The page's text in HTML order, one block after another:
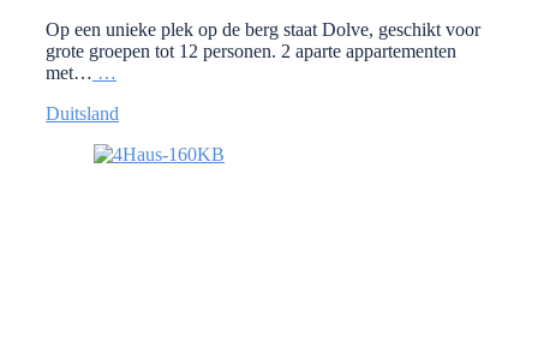
Op een unieke plek op de berg staat Dolve, geschikt voor
grote groepen tot 12 personen. 2 aparte appartementen
met… …
Duitsland